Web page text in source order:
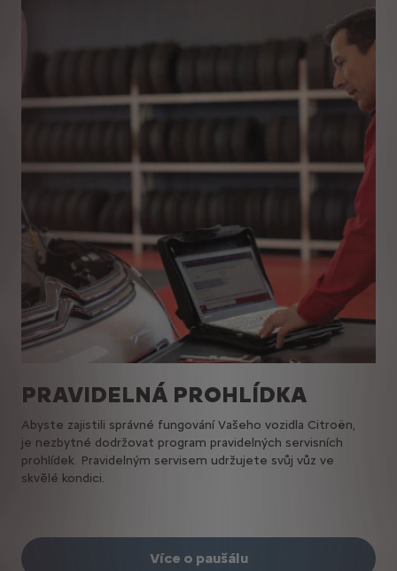
PRAVIDELNÁ PROHLÍDKA
Abyste zajistili správné fungování Vašeho vozidla Citroën,
je nezbytné dodržovat program pravidelných servisních
prohlídek. Pravidelným servisem udržujete svůj vůz ve
skvělé kondici.
Více o paušálu